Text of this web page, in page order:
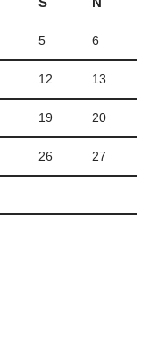
5 6
12 13
19 20
26 27